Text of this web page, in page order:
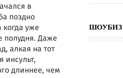
в
поздно
уже
полудня. Даже
алкая на тот
инсульт,
длиннее, чем
ШОУБИЗ